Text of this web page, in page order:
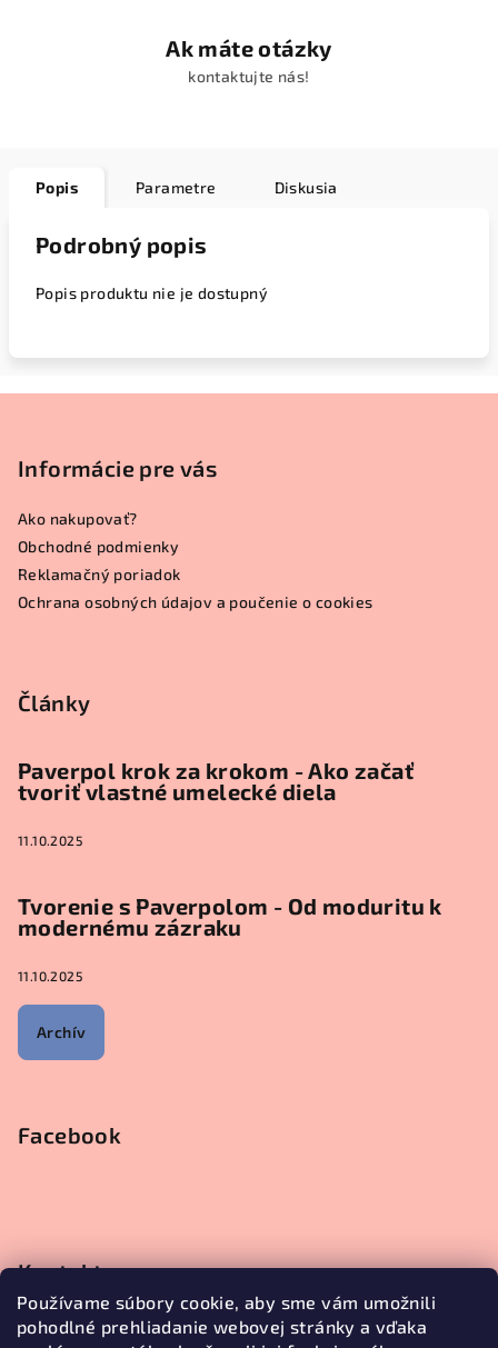
Používame súbory cookie, aby sme vám umožnili
pohodlné prehliadanie webovej stránky a vďaka
Ak máte otázky
kontaktujte nás!
Popis Parametre Diskusia
Podrobný popis
Popis produktu nie je dostupný
Informácie pre vás
Ako nakupovať?
Obchodné podmienky
Reklamačný poriadok
Ochrana osobných údajov a poučenie o cookies
Články
Paverpol krok za krokom - Ako začať
tvoriť vlastné umelecké diela
11.10.2025
Tvorenie s Paverpolom - Od moduritu k
modernému zázraku
11.10.2025
Archív
Facebook
Kontakt
objednavky@janetecreative.sk
+421905499957